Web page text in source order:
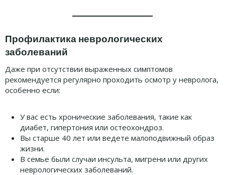
Профилактика неврологических
заболеваний
Даже при отсутствии выраженных симптомов
рекомендуется регулярно проходить осмотр у невролога,
особенно если:
У вас есть хронические заболевания, такие как
диабет, гипертония или остеохондроз.
Вы старше 40 лет или ведете малоподвижный образ
жизни.
В семье были случаи инсульта, мигрени или других
неврологических заболеваний.